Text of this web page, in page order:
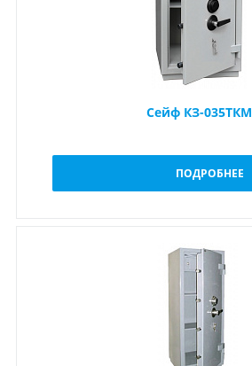
Сейф КЗ-035ТКМ
ПОДРОБНЕЕ